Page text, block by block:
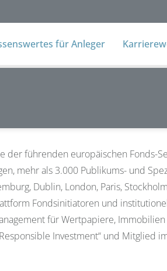
für Anleger
der führenden europäischen Fonds-
mehr als 3.000 Publikums- und
Dublin, London, Paris,
Fondsinitiatoren und
für Wertpapiere,
Investment“ und Mitglied